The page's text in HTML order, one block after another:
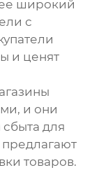
широкий
с
и ценят
и они
для
товаров.